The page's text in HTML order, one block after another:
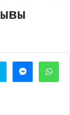
Skype Messenger
электронную почту